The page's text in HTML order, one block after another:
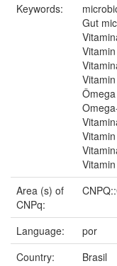
Keywords:
Gut
Area (s) of
CNPq:
Language:
por
Country:
Brasil